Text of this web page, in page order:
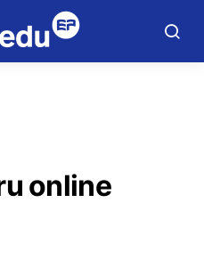
online